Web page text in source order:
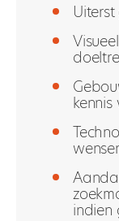
kennis
indien